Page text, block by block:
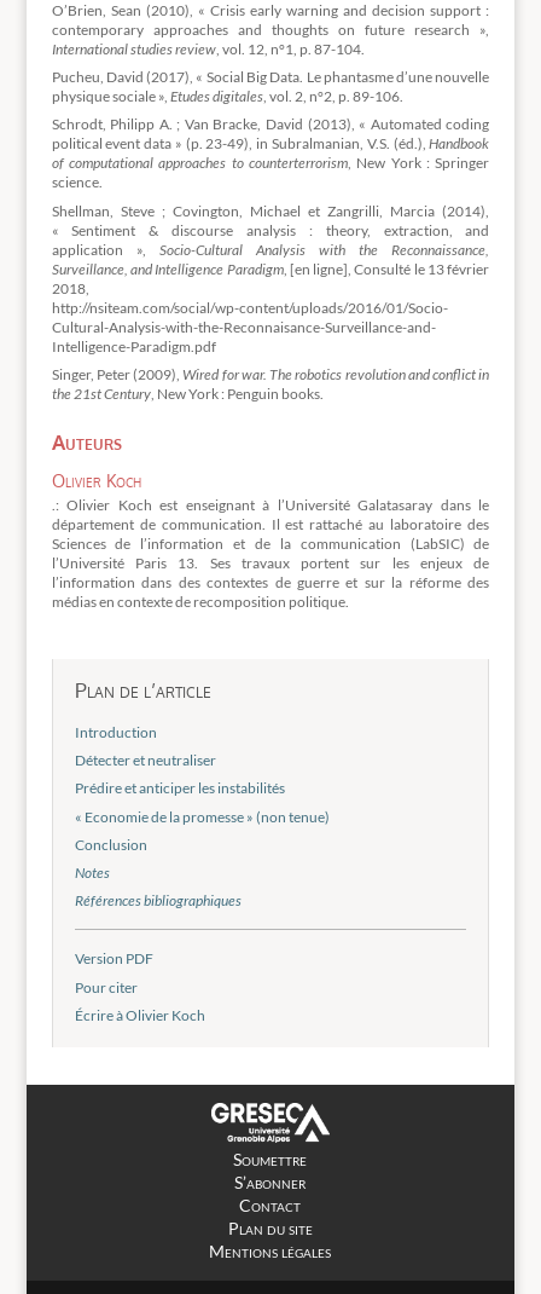
O’Brien, Sean (2010), « Crisis early warning and decision support :
contemporary approaches and thoughts on future research »,
International studies review, vol. 12, n°1, p. 87-104.
Pucheu, David (2017), « Social Big Data. Le phantasme d’une nouvelle
physique sociale », Etudes digitales, vol. 2, n°2, p. 89-106.
Schrodt, Philipp A. ; Van Bracke, David (2013), « Automated coding
political event data » (p. 23-49), in Subralmanian, V.S. (éd.),Handbook
of computational approaches to counterterrorism, New York : Springer
science.
Shellman, Steve ; Covington, Michael et Zangrilli, Marcia (2014),
« Sentiment & discourse analysis : theory, extraction, and
application », Socio-Cultural Analysis with the Reconnaissance,
Surveillance, and Intelligence Paradigm, [en ligne], Consulté le 13 février
2018,
http://nsiteam.com/social/wp-content/uploads/2016/01/Socio-
Cultural-Analysis-with-the-Reconnaisance-Surveillance-and-
Intelligence-Paradigm.pdf
Singer, Peter (2009), Wired for war. The robotics revolution and conflict in
the 21st Century, New York : Penguin books.
Auteurs
Olivier Koch
.: Olivier Koch est enseignant à l’Université Galatasaray dans le
département de communication. Il est rattaché au laboratoire des
Sciences de l’information et de la communication (LabSIC) de
l’Université Paris 13. Ses travaux portent sur les enjeux de
l’information dans des contextes de guerre et sur la réforme des
médias en contexte de recomposition politique.
Plan de l’article
Introduction
Détecter et neutraliser
Prédire et anticiper les instabilités
« Economie de la promesse » (non tenue)
Conclusion
Notes
Références bibliographiques
Version PDF
Pour citer
Écrire à Olivier Koch
Soumettre
S’abonner
Contact
Plan du site
Mentions légales